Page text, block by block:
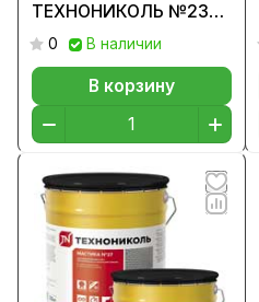
ТЕХНОНИКОЛЬ №23
(Фиксер) 12 кг.
0 В наличии
В корзину